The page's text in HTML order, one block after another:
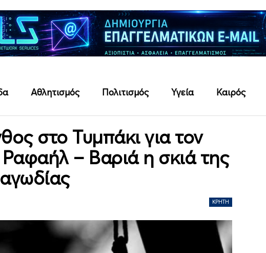
Αθλητισμός Πολιτισμός Υγεία Καιρός
στο Τυμπάκι για τον
– Βαριά η σκιά της
ΚΡΉΤΗ